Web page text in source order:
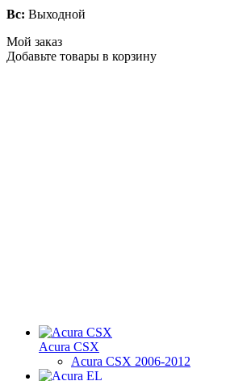
Вс: Выходной
Мой заказ
Добавьте товары в корзину
Acura CSX
Acura CSX 2006-2012